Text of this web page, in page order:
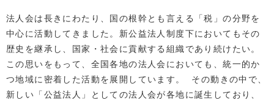
法人会は長きにわたり、国の根幹とも言える「税」の分野を
中心に活動してきました。新公益法人制度下においてもその
歴史を継承し、国家・社会に貢献する組織であり続けたい。
この思いをもって、全国各地の法人会においても、統一的か
つ地域に密着した活動を展開しています。 その動きの中で、
新しい「公益法人」としての法人会が各地に誕生しており、